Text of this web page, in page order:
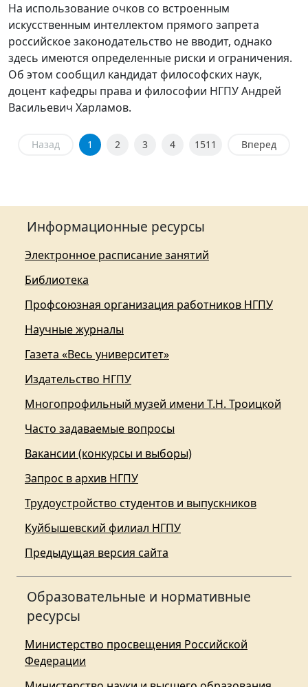
На использование очков со встроенным
искусственным интеллектом прямого запрета
российское законодательство не вводит, однако
здесь имеются определенные риски и ограничения.
Об этом сообщил кандидат философских наук,
доцент кафедры права и философии НГПУ Андрей
Васильевич Харламов.
Назад 1 2 3 4 1511 Вперед
Информационные ресурсы
Электронное расписание занятий
Библиотека
Профсоюзная организация работников НГПУ
Научные журналы
Газета «Весь университет»
Издательство НГПУ
Многопрофильный музей имени Т.Н. Троицкой
Часто задаваемые вопросы
Вакансии (конкурсы и выборы)
Запрос в архив НГПУ
Трудоустройство студентов и выпускников
Куйбышевский филиал НГПУ
Предыдущая версия сайта
Образовательные и нормативные
ресурсы
Министерство просвещения Российской
Федерации